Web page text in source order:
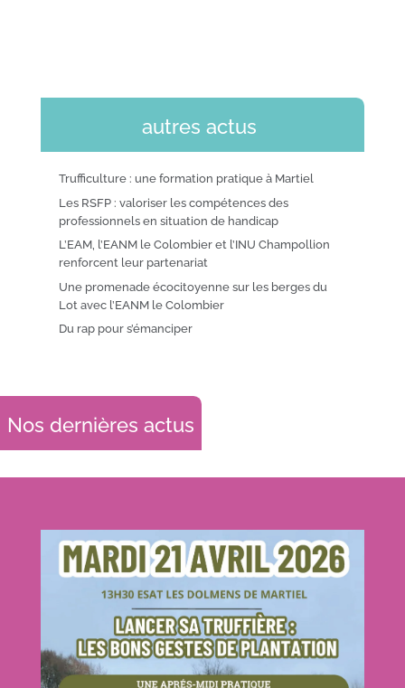
autres actus
Trufficulture : une formation pratique à Martiel
Les RSFP : valoriser les compétences des
professionnels en situation de handicap
L’EAM, l’EANM le Colombier et l’INU Champollion
renforcent leur partenariat
Une promenade écocitoyenne sur les berges du
Lot avec l’EANM le Colombier
Du rap pour s’émanciper
Nos dernières actus